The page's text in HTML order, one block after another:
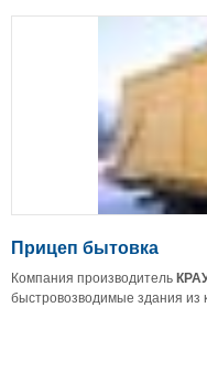
Прицеп бытовка
Компания производитель
быстровозводимые здания из